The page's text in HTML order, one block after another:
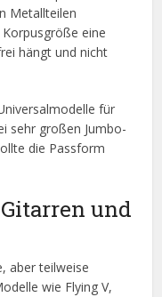
Metallteilen
eine
hängt und nicht
für
sehr großen Jumbo-
die Passform
und
aber teilweise
wie Flying V,